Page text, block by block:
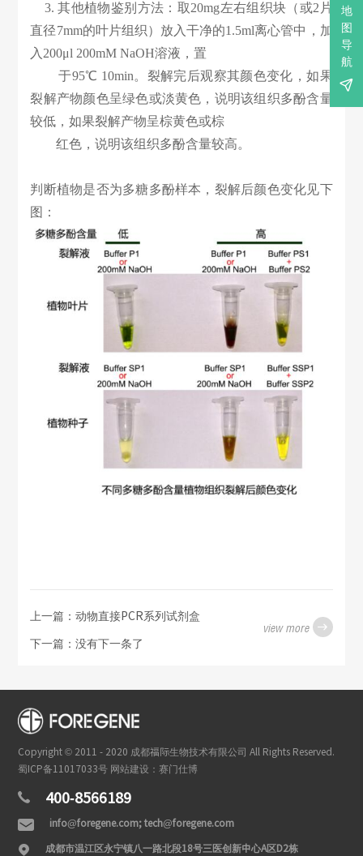
地
图
导
航

3. 其他植物鉴别方法：取20mg左右组织块（或2片
直径7mm的叶片组织）放入干净的1.5ml离心管中，加
入200μl 200mM NaOH溶液，置
于95℃ 10min。裂解完后观察其颜色变化，如果
裂解产物颜色呈绿色或淡黄色，说明该组织多酚含量
较低，如果裂解产物呈棕黄色或棕
红色，说明该组织多酚含量较高。
判断植物是否为多糖多酚样本，裂解后颜色变化见下
图：
上一篇：动物直接PCR系列试剂盒
下一篇：没有下一条了
view more 
Copyright © 2011 - 2020 成都福际生物技术有限公司 All Rights Reserved.
蜀ICP备11017033号 网站建设：赛门仕博
 400-8566189
 info@foregene.com; tech@foregene.com
 成都市温江区永宁镇八一路北段18号三医创新中心A区D2栋